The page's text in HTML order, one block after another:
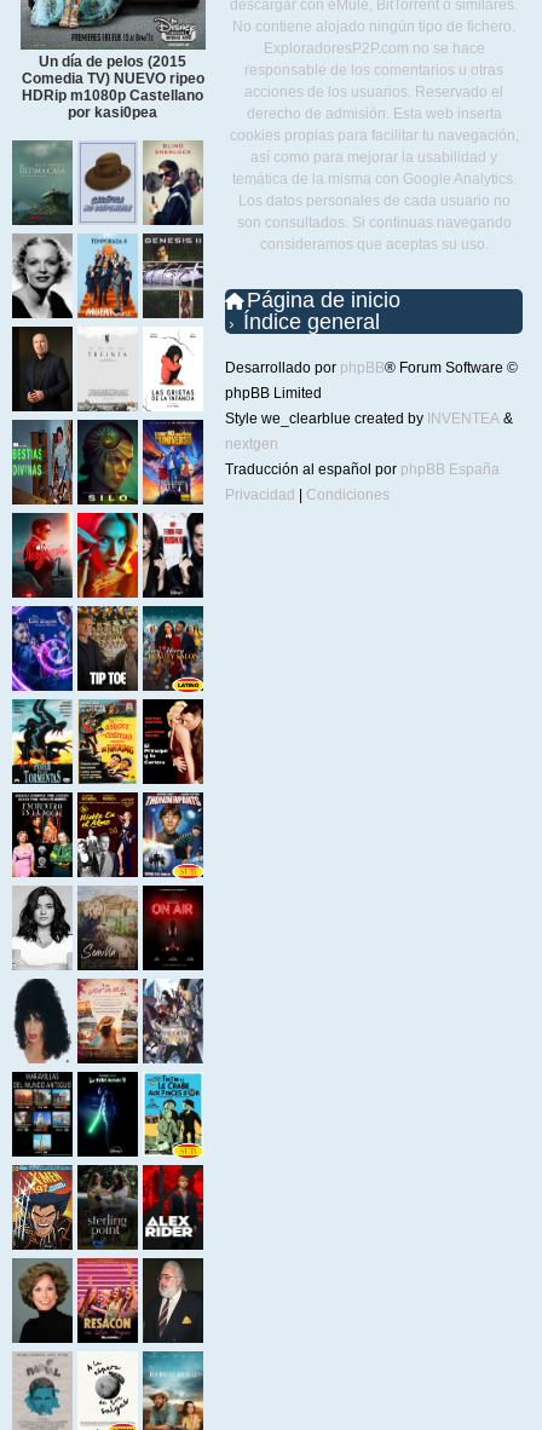
Un día de pelos (2015
Comedia TV) NUEVO ripeo
HDRip m1080p Castellano
por kasi0pea
descargar con eMule, BitTorrent o similares.
No contiene alojado ningún tipo de fichero.
ExploradoresP2P.com no se hace
responsable de los comentarios u otras
acciones de los usuarios. Reservado el
derecho de admisión. Esta web inserta
cookies propias para facilitar tu navegación,
así como para mejorar la usabilidad y
temática de la misma con Google Analytics.
Los datos personales de cada usuario no
son consultados. Si continuas navegando
consideramos que aceptas su uso.
Página de inicio
Índice general
Desarrollado por phpBB® Forum Software ©
phpBB Limited
Style we_clearblue created by INVENTEA &
nextgen
Traducción al español por phpBB España
Privacidad
Condiciones